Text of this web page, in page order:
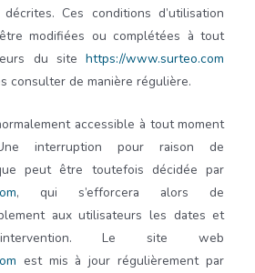
Ces conditions d’utilisation
modifiées ou complétées à tout
du sitehttps://www.surteo.com
consulter de manière régulière.
accessible à tout moment
interruption pour raison de
peut être toutefois décidée par
, qui s’efforcera alors de
aux utilisateurs les dates et
Le site web
est mis à jour régulièrement par